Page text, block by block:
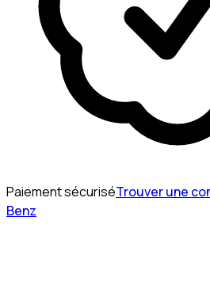
Paiement sécuriséTrouver une
Benz